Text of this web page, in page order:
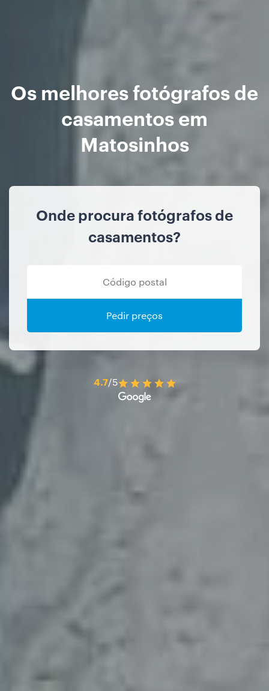
Os melhores fotógrafos de
casamentos em
Matosinhos
Onde procura fotógrafos de
casamentos?
Pedir preços
4.7/5